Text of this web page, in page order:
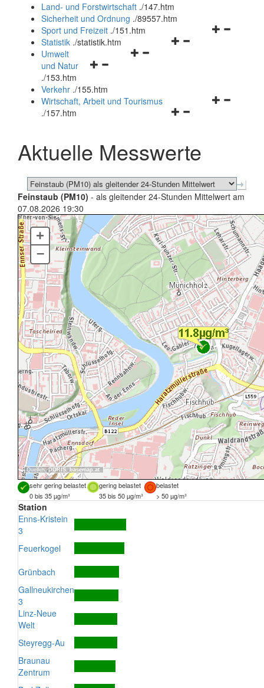
und
schließen
Land- und Forstwirtschaft ./147.htm
Sicherheit und Ordnung ./89557.htm
Navigationsmenü
Sport und Freizeit ./151.htm
Navigationsmenü
Statistik ./statistik.htm
Navigationsmenü
und
schließen
Umwelt
und Natur
./153.htm
Verkehr ./155.htm
Navigationsmenü
schließen
Wirtschaft, Arbeit und Tourismus
./157.htm
Aktuelle Messwerte
Feinstaub (PM10) - als gleitender 24-Stunden Mittelwert am
07.08.2026 19:30
Quellen:DORIS, basemap.at
+
–
sehr gering belastet gering belastet
belastet
0 bis 35 µg/m³
35 bis 50 µg/m³ > 50 µg/m³
Station
Enns-Kristein
3
Feuerkogel
Grünbach
Gallneukirchen
3
Linz-Neue
Welt
Steyregg-Au
Braunau
Zentrum